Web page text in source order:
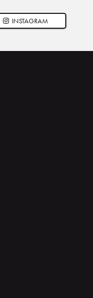
INSTAGRAM